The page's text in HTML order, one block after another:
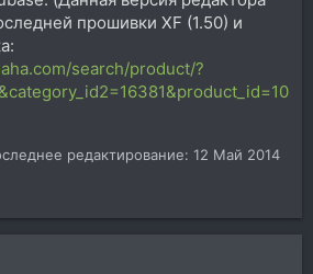
прошивки XF (1.50) и
search/product/?
редактирование: 12 Май 2014